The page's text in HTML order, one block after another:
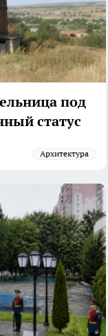
под
статус
архитектура